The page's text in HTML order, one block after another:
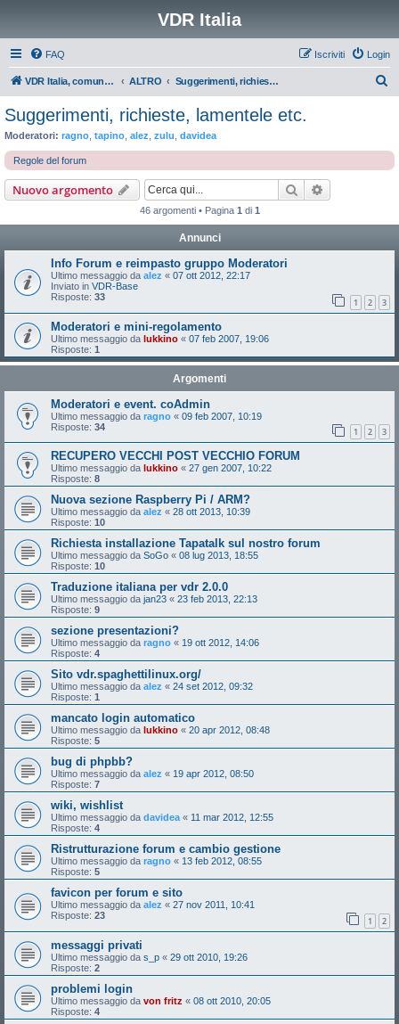
VDR Italia
FAQ Login
Iscriviti
VDR Italia, comunità italiana utilizzatori VDR ALTRO Suggerimenti, richieste, lamentele etc.
a
Suggerimenti, richieste, lamentele etc.
Moderatori: ragno tapino alez zulu davidea
Regole del forum
Nuovo argomento Cerca
46 argomenti • Pagina 1 di 1
Annunci
Info Forum e reimpasto gruppo Moderatori
Ultimo messaggio da alez « 07 ott 2012, 22:17
Inviato in VDR-Base
Risposte: 33 1 2 3
Moderatori e mini-regolamento
Ultimo messaggio da lukkino « 07 feb 2007, 19:06
Risposte: 1
Argomenti
Moderatori e event. coAdmin
Ultimo messaggio da ragno « 09 feb 2007, 10:19
Risposte: 34 1 2 3
RECUPERO VECCHI POST VECCHIO FORUM
Ultimo messaggio da lukkino « 27 gen 2007, 10:22
Risposte: 8
Nuova sezione Raspberry Pi / ARM?
Ultimo messaggio da alez « 28 ott 2013, 10:39
Risposte: 10
Richiesta installazione Tapatalk sul nostro forum
Ultimo messaggio da SoGo « 08 lug 2013, 18:55
Risposte: 10
Traduzione italiana per vdr 2.0.0
Ultimo messaggio da jan23 « 23 feb 2013, 22:13
Risposte: 9
sezione presentazioni?
Ultimo messaggio da ragno « 19 ott 2012, 14:06
Risposte: 4
Sito vdr.spaghettilinux.org/
Ultimo messaggio da alez « 24 set 2012, 09:32
Risposte: 1
mancato login automatico
Ultimo messaggio da lukkino « 20 apr 2012, 08:48
Risposte: 5
bug di phpbb?
Ultimo messaggio da alez « 19 apr 2012, 08:50
Risposte: 7
wiki, wishlist
Ultimo messaggio da davidea « 11 mar 2012, 12:55
Risposte: 4
Ristrutturazione forum e cambio gestione
Ultimo messaggio da ragno « 13 feb 2012, 08:55
Risposte: 5
favicon per forum e sito
Ultimo messaggio da alez « 27 nov 2011, 10:41
Risposte: 23 1 2
messaggi privati
Ultimo messaggio da s_p « 29 ott 2010, 19:26
Risposte: 2
problemi login
Ultimo messaggio da von fritz « 08 ott 2010, 20:05
Risposte: 4